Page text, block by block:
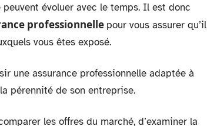
évoluer avec le temps. Il est donc
professionnelle pour vous assurer qu’il
vous êtes exposé.
une assurance professionnelle adaptée à
pérennité de son entreprise.
les offres du marché, d’examiner la